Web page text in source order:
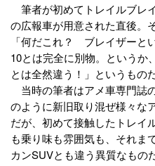
筆者が初めてトレイルブレ
の広報車が用意された直後。
「何だこれ？ ブレイザーと
10とは完全に別物。というか
とは全然違う！」というものだ
当時の筆者はアメ車専門誌
のように新旧取り混ぜ様々な
だが、初めて接触したトレイ
も乗り味も雰囲気も、それま
カンSUVとも違う異質なもの